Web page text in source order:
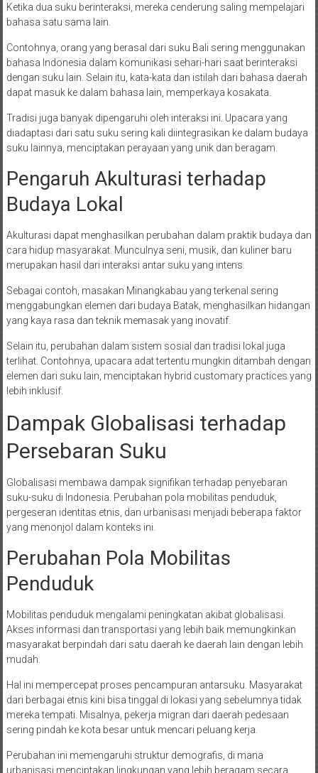
Ketika dua suku berinteraksi, mereka cenderung saling mempelajari
bahasa satu sama lain.
Contohnya, orang yang berasal dari suku Bali sering menggunakan
bahasa Indonesia dalam komunikasi sehari-hari saat berinteraksi
dengan suku lain. Selain itu, kata-kata dan istilah dari bahasa daerah
dapat masuk ke dalam bahasa lain, memperkaya kosakata.
Tradisi juga banyak dipengaruhi oleh interaksi ini. Upacara yang
diadaptasi dari satu suku sering kali diintegrasikan ke dalam budaya
suku lainnya, menciptakan perayaan yang unik dan beragam.
Pengaruh Akulturasi terhadap
Budaya Lokal
Akulturasi dapat menghasilkan perubahan dalam praktik budaya dan
cara hidup masyarakat. Munculnya seni, musik, dan kuliner baru
merupakan hasil dari interaksi antar suku yang intens.
Sebagai contoh, masakan Minangkabau yang terkenal sering
menggabungkan elemen dari budaya Batak, menghasilkan hidangan
yang kaya rasa dan teknik memasak yang inovatif.
Selain itu, perubahan dalam sistem sosial dan tradisi lokal juga
terlihat. Contohnya, upacara adat tertentu mungkin ditambah dengan
elemen dari suku lain, menciptakan hybrid customary practices yang
lebih inklusif.
Dampak Globalisasi terhadap
Persebaran Suku
Globalisasi membawa dampak signifikan terhadap penyebaran
suku-suku di Indonesia. Perubahan pola mobilitas penduduk,
pergeseran identitas etnis, dan urbanisasi menjadi beberapa faktor
yang menonjol dalam konteks ini.
Perubahan Pola Mobilitas
Penduduk
Mobilitas penduduk mengalami peningkatan akibat globalisasi.
Akses informasi dan transportasi yang lebih baik memungkinkan
masyarakat berpindah dari satu daerah ke daerah lain dengan lebih
mudah.
Hal ini mempercepat proses pencampuran antarsuku. Masyarakat
dari berbagai etnis kini bisa tinggal di lokasi yang sebelumnya tidak
mereka tempati. Misalnya, pekerja migran dari daerah pedesaan
sering pindah ke kota besar untuk mencari peluang kerja.
Perubahan ini memengaruhi struktur demografis, di mana
urbanisasi menciptakan lingkungan yang lebih beragam secara